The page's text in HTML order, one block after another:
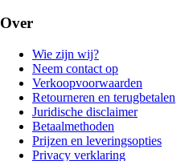
Over
Wie zijn wij?
Neem contact op
Verkoopvoorwaarden
Retourneren en terugbetalen
Juridische disclaimer
Betaalmethoden
Prijzen en leveringsopties
Privacy verklaring